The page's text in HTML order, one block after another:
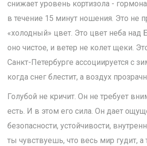
снижает уровень кортизола -
в течение 15 минут ношения. Это не
«холодный» цвет. Это цвет неба над
оно чистое, и ветер не колет щеки.
Санкт-Петербурге ассоциируется с
когда снег блестит, а воздух
Голубой не кричит. Он не требует
есть. И в этом его сила. Он дает
безопасности, устойчивости,
ты чувствуешь, что весь мир гудит,